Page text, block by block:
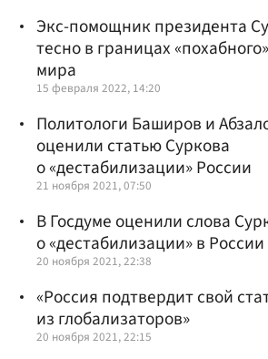
Экс-помощник президента
тесно в границах
мира
15 февраля 2022, 14:20
Политологи Баширов и
оценили статью Суркова
о «дестабилизации» России
21 ноября 2021, 07:50
В Госдуме оценили слова
о «дестабилизации» в России
20 ноября 2021, 22:38
«Россия подтвердит свой
из глобализаторов»
20 ноября 2021, 22:15